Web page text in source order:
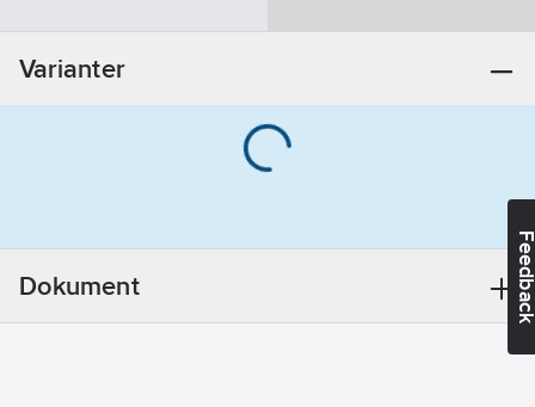
Varianter
Dokument